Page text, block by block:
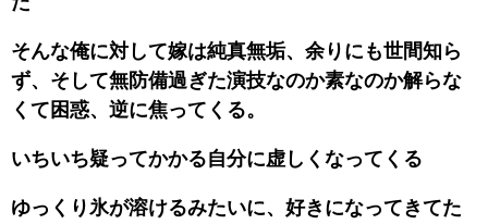
そんな俺に対して嫁は純真無垢、余りにも世間知ら
ず、そして無防備過ぎた演技なのか素なのか解らな
くて困惑、逆に焦ってくる。
いちいち疑ってかかる自分に虚しくなってくる
ゆっくり氷が溶けるみたいに、好きになってきてた